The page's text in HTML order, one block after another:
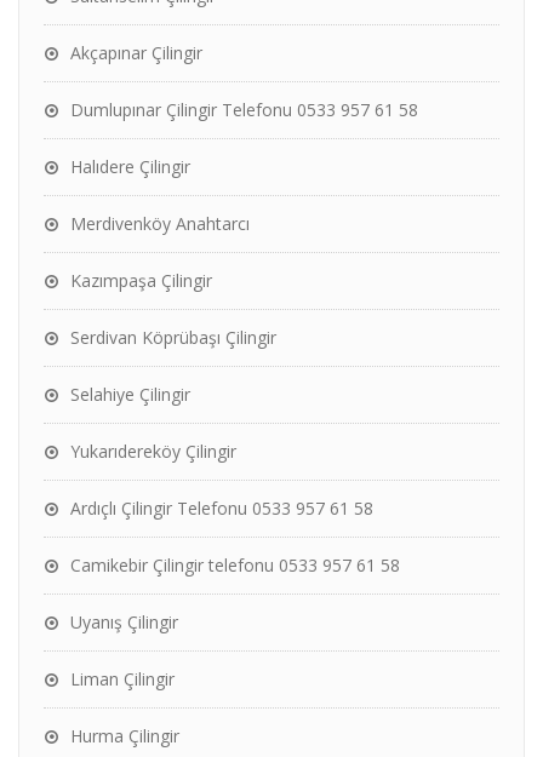
Akçapınar Çilingir
Dumlupınar Çilingir Telefonu 0533 957 61 58
Halıdere Çilingir
Merdivenköy Anahtarcı
Kazımpaşa Çilingir
Serdivan Köprübaşı Çilingir
Selahiye Çilingir
Yukarıdereköy Çilingir
Ardıçlı Çilingir Telefonu 0533 957 61 58
Camikebir Çilingir telefonu 0533 957 61 58
Uyanış Çilingir
Liman Çilingir
Hurma Çilingir